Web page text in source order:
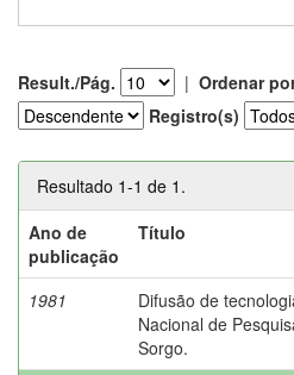
Result./Pág. | Ordenar
Registro(s)
Resultado 1-1 de 1.
Ano de
publicação
Título
1981
Difusão de
Nacional de
Sorgo.